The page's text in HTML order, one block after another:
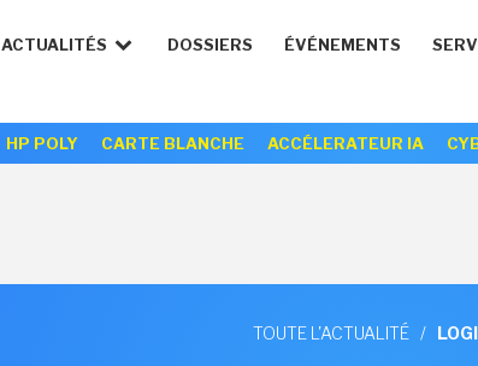
ACTUALITÉS DOSSIERS ÉVÉNEMENTS
HP POLY CARTE BLANCHE ACCÉLERATEUR IA
TOUTE L'ACTUALITÉ /